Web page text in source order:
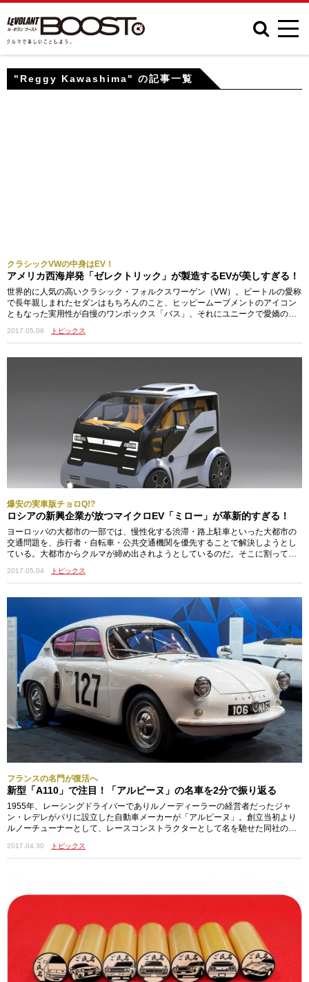
"Reggy Kawashima" の記事一覧
クラシックVWの中身はEV！
アメリカ西海岸発「ゼレクトリック」が製造するEVが美しすぎる！
世界的に人気の高いクラシック・フォルクスワーゲン（VW）。ビートルの愛称
で長年親しまれたセダンはもちろんのこと、ヒッピームーブメントのアイコン
ともなった実用性が自慢のワンボックス「バス」、それにユニークで愛嬌のあ
トア済車両は、いまでも高級乗用車の新車に匹敵するプライスが付けられてい
レクトリック」社（http://zelectricmotors.com）が、そんなクラシックVWを…
2017.05.06 トピックス
爆安の実車版チョロQ!?
ロシアの新興企業が放つマイクロEV「ミロー」が革新的すぎる！
ヨーロッパの大都市の一部では、慢性化する渋滞・路上駐車といった大都市の
交通問題を、歩行者・自転車・公共交通機関を優先することで解決しようとし
ている。大都市からクルマが締め出されようとしているのだ。そこに割って入
メーカーのほかにもスタートアップ企業から多様なモデルが発表されており、
スタートアップ企業「ミローカーズ（http://mirrowcars.com）」が開発している
2017.05.04 トピックス
フランスの名門が復活へ
新型「A110」で注目！「アルピーヌ」の名車を2分で振り返る
1955年、レーシングドライバーでありルノーディーラーの経営者だったジャ
ン・レデレがパリに設立した自動車メーカーが「アルピーヌ」。創立当初より
ルノーチューナーとして、レースコンストラクターとして名を馳せた同社の名
2017.04.30 トピックス